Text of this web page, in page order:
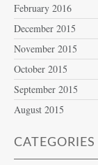
February 2016
December 2015
November 2015
October 2015
September 2015
August 2015
CATEGORIES